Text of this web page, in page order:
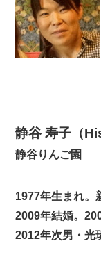
静谷 寿子（
静谷りんご園
1977年生まれ。
2009年結婚。
2012年次男・光